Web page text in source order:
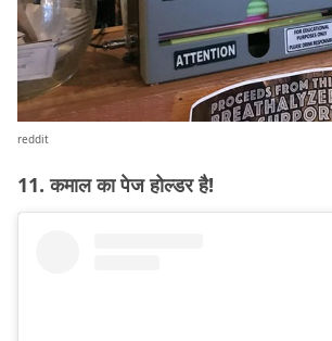
reddit
11. कमाल का पेज होल्डर है!